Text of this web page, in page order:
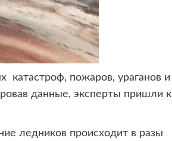
катастроф, пожаров, ураганов и
данные, эксперты пришли к
ледников происходит в разы